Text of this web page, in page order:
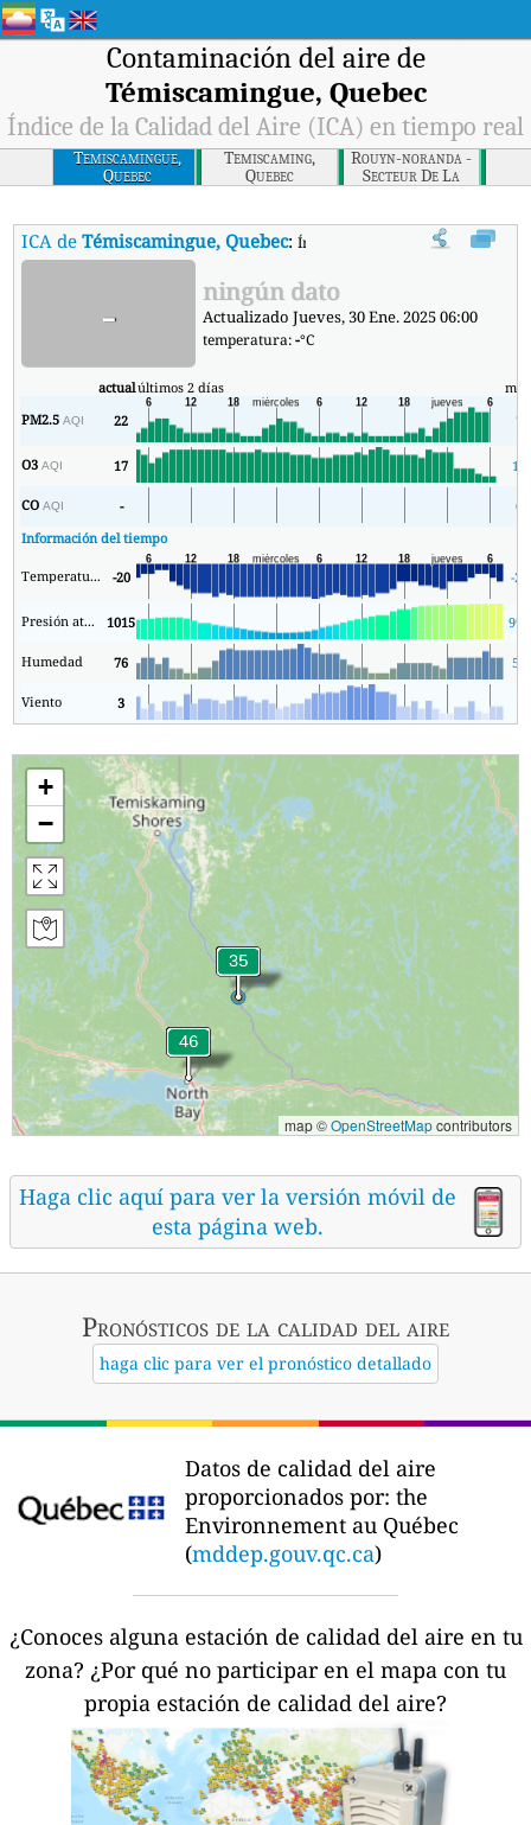
Contaminación del aire de
Témiscamingue, Quebec
Índice de la Calidad del Aire (ICA) en tiempo real
Temiscamingue,
Quebec
Temiscaming,
Quebec
Rouyn-noranda -
Secteur De La
Montee Du
ICA deTémiscamingue, Quebec:Índice de la Calidad del Aire (ICA)
- ningún dato
Actualizado Jueves, 30 Ene. 2025 06:00
temperatura:-°C
actualúltimos 2 días
PM2.5AQI 22 7
O3AQI 17 17
COAQI -
0
Información del tiempo
Temperatura. -20 -23
Presión atmosférica 1015 991
Humedad 76 59
Viento 3 1
+
−
map ©OpenStreetMapcontributors
Haga clic aquí para ver la versión móvil de
esta página web.
Pronósticos de la calidad del aire
haga clic para ver el pronóstico detallado
Datos de calidad del aire
proporcionados por: the
Environnement au Québec
(mddep.gouv.qc.ca)
¿Conoces alguna estación de calidad del aire en tu
zona? ¿Por qué no participar en el mapa con tu
propia estación de calidad del aire?